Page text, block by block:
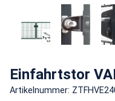
Einfahrtstor
Artikelnummer: